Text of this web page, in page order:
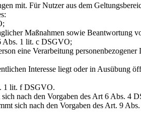
mit. Für Nutzer aus dem
Maßnahmen sowie Beantwortung
Abs. 1 lit. c DSGVO;
eine Verarbeitung
Interesse liegt oder in Ausübung
1 lit. f DSGVO.
nach den Vorgaben des Art 6 Abs. 4
sich nach den Vorgaben des Art. 9